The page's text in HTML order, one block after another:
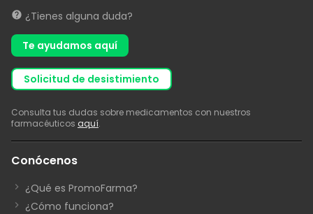
¿Tienes alguna duda?
Te ayudamos aquí
solicitud de desistimiento
Consulta tus dudas sobre medicamentos con nuestros
farmacéuticos aquí.
Conócenos
¿Qué es PromoFarma?
¿Cómo funciona?